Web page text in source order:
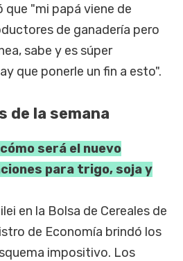
que "mi papá viene de
de ganadería pero
sabe y es súper
que ponerle un fin a esto".
de la semana
será el nuevo
para trigo, soja y
en la Bolsa de Cereales de
de Economía brindó los
impositivo. Los